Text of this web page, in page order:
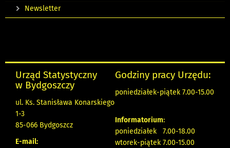
Newsletter
Urząd Statystyczny
w Bydgoszczy
ul. Ks. Stanisława Konarskiego
1-3
85-066 Bydgoszcz
E-mail:
Godziny pracy Urzędu:
poniedziałek-piątek 7.00-15.00
Informatorium:
poniedziałek 7.00-18.00
wtorek-piątek 7.00-15.00